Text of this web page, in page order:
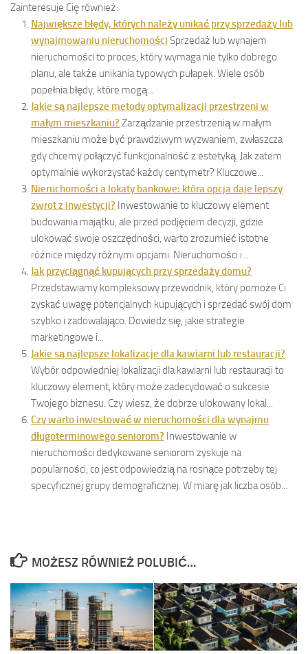
Zainteresuje Cię również:
Największe błędy, których należy unikać przy sprzedaży lub
wynajmowaniu nieruchomości Sprzedaż lub wynajem
nieruchomości to proces, który wymaga nie tylko dobrego
planu, ale także unikania typowych pułapek. Wiele osób
popełnia błędy, które mogą...
Jakie są najlepsze metody optymalizacji przestrzeni w
małym mieszkaniu? Zarządzanie przestrzenią w małym
mieszkaniu może być prawdziwym wyzwaniem, zwłaszcza
gdy chcemy połączyć funkcjonalność z estetyką. Jak zatem
optymalnie wykorzystać każdy centymetr? Kluczowe...
Nieruchomości a lokaty bankowe: która opcja daje lepszy
zwrot z inwestycji? Inwestowanie to kluczowy element
budowania majątku, ale przed podjęciem decyzji, gdzie
ulokować swoje oszczędności, warto zrozumieć istotne
różnice między różnymi opcjami. Nieruchomości i...
Jak przyciągnąć kupujących przy sprzedaży domu?
Przedstawiamy kompleksowy przewodnik, który pomoże Ci
zyskać uwagę potencjalnych kupujących i sprzedać swój dom
szybko i zadowalająco. Dowiedz się, jakie strategie
marketingowe i...
Jakie są najlepsze lokalizacje dla kawiarni lub restauracji?
Wybór odpowiedniej lokalizacji dla kawiarni lub restauracji to
kluczowy element, który może zadecydować o sukcesie
Twojego biznesu. Czy wiesz, że dobrze ulokowany lokal...
Czy warto inwestować w nieruchomości dla wynajmu
długoterminowego seniorom? Inwestowanie w
nieruchomości dedykowane seniorom zyskuje na
popularności, co jest odpowiedzią na rosnące potrzeby tej
specyficznej grupy demograficznej. W miarę jak liczba osób...
MOŻESZ RÓWNIEŻ POLUBIĆ…